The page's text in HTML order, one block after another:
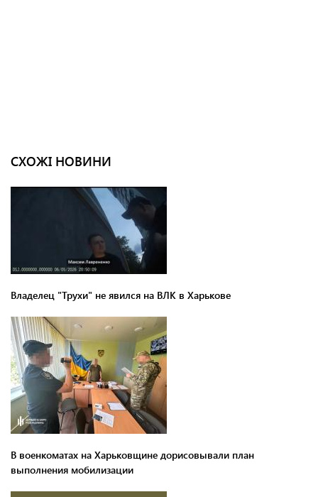
СХОЖІ НОВИНИ
Владелец "Трухи" не явился на ВЛК в Харькове
В военкоматах на Харьковщине дорисовывали план
выполнения мобилизации